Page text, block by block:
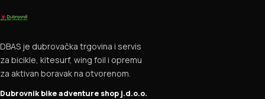
DBAS je dubrovačka trgovina i servis
za bicikle, kitesurf, wing foil i opremu
za aktivan boravak na otvorenom.
Dubrovnik bike adventure shop j.d.o.o.